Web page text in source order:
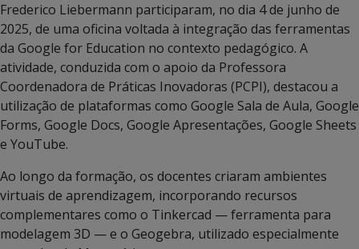
Frederico Liebermann participaram, no dia 4 de junho de
2025, de uma oficina voltada à integração das ferramentas
da Google for Education no contexto pedagógico. A
atividade, conduzida com o apoio da Professora
Coordenadora de Práticas Inovadoras (PCPI), destacou a
utilização de plataformas como Google Sala de Aula, Google
Forms, Google Docs, Google Apresentações, Google Sheets
e YouTube.
Ao longo da formação, os docentes criaram ambientes
virtuais de aprendizagem, incorporando recursos
complementares como o Tinkercad — ferramenta para
modelagem 3D — e o Geogebra, utilizado especialmente